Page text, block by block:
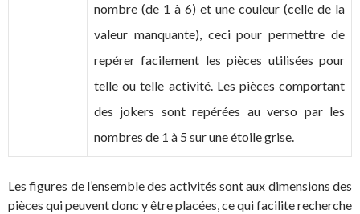
nombre (de 1 à 6) et une couleur (celle de la
valeur manquante), ceci pour permettre de
repérer facilement les pièces utilisées pour
telle ou telle activité. Les pièces comportant
des jokers sont repérées au verso par les
nombres de 1 à 5 sur une étoile grise.
Les figures de l’ensemble des activités sont aux dimensions des
pièces qui peuvent donc y être placées, ce qui facilite recherche